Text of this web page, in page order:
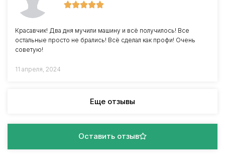
Красавчик! Два дня мучили машину и всё получилось! Все
остальные просто не брались! Всё сделал как профи! Очень
советую!
11 апреля, 2024
Еще отзывы
Оставить отзыв